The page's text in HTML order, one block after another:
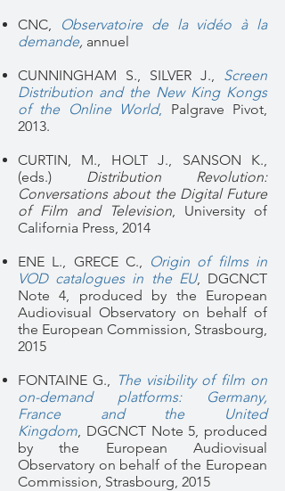
CNC,
Observatoire de la vidéo à la
demande, annuel
CUNNINGHAM S., SILVER J., Screen
Distribution and the New King Kongs
of the Online World, Palgrave Pivot,
2013.
CURTIN, M., HOLT J., SANSON K.,
(eds.) Distribution Revolution:
Conversations about the Digital Future
of Film and Television, University of
California Press, 2014
ENE L., GRECE C., Origin of films in
VOD catalogues in the EU, DGCNCT
Note 4, produced by the European
Audiovisual Observatory on behalf of
the European Commission, Strasbourg,
2015
FONTAINE G., The visibility of film on
on-demand platforms: Germany,
France and the United
Kingdom, DGCNCT Note 5, produced
by the European Audiovisual
Observatory on behalf of the European
Commission, Strasbourg, 2015